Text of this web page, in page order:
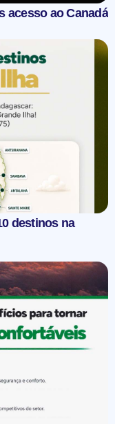
acesso ao Canadá
destinos na